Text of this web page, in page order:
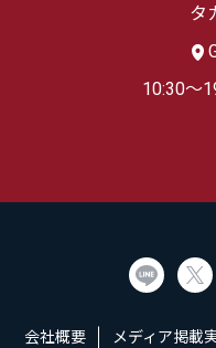
タ
10:30～
会社概要 メディア掲載